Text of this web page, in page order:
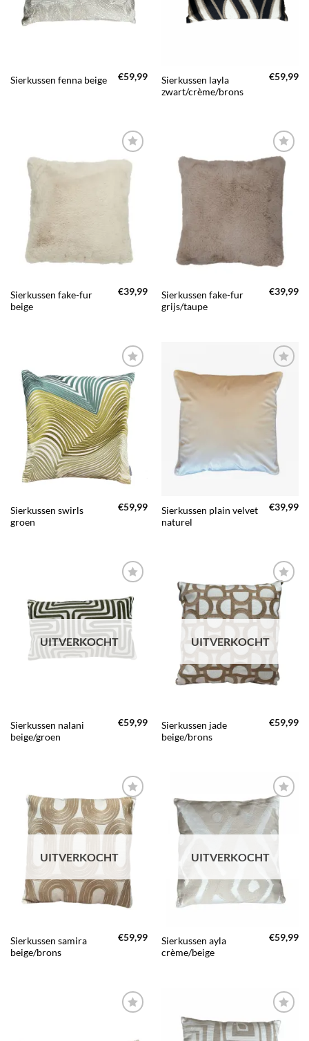
Sierkussen fenna beige €59,99
Sierkussen layla
zwart/crème/brons
€59,99
TOEVOEGEN
AAN JOUW
Sierkussen fake-fur
beige
€39,99
TOEVOEGEN
AAN JOUW
FAVORIETEN
Sierkussen fake-fur
grijs/taupe
€39,99
TOEVOEGEN
AAN JOUW
FAVORIETEN
Sierkussen swirls
groen
€59,99
TOEVOEGEN
AAN JOUW
FAVORIETEN
Sierkussen plain velvet
naturel
€39,99
TOEVOEGEN
AAN JOUW
FAVORIETEN
UITVERKOCHT
Sierkussen nalani
beige/groen
€59,99
TOEVOEGEN
AAN JOUW
FAVORIETEN
UITVERKOCHT
Sierkussen jade
beige/brons
€59,99
TOEVOEGEN
UITVERKOCHT
Sierkussen samira
beige/brons
€59,99
TOEVOEGEN
UITVERKOCHT
Sierkussen ayla
crème/beige
€59,99